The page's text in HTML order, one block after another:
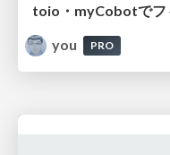
you
PRO